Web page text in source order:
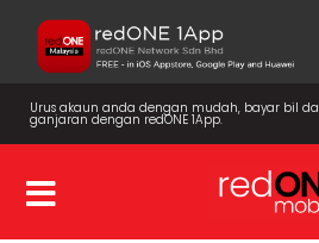
Urus akaun anda dengan mudah, bayar bil
ganjaran dengan redONE 1App.